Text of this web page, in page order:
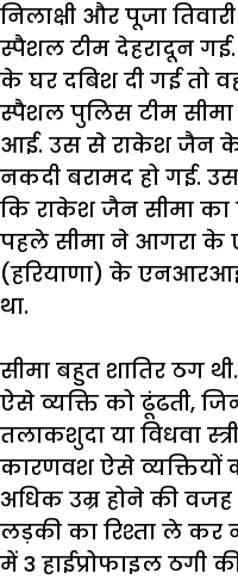
निलाक्षी और पूजा
स्पैशल टीम देहरादून
के घर दबिश दी गई तो
स्पैशल पुलिस टीम
आई. उस से राकेश जैन के
नकदी बरामद हो गई.
कि राकेश जैन सीमा का
पहले सीमा ने आगरा के
(हरियाणा) के
था.
सीमा बहुत शातिर ठग
ऐसे व्यक्ति को ढूंढती,
तलाकशुदा या विधवा
कारणवश ऐसे व्यक्तियों
अधिक उम्र होने की
लड़की का रिश्ता ले कर
में 3 हाईप्रोफाइल ठगी